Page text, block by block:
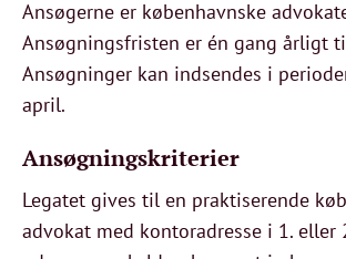
Ansøgerne er københavnske
Ansøgningsfristen er én gang årligt
Ansøgninger kan indsendes i
april.
Ansøgningskriterier
Legatet gives til en praktiserende
advokat med kontoradresse i 1. eller